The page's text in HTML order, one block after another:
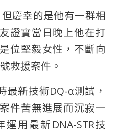
慶幸的是他有一群相
證實當日晚上他在打
位堅毅女性，不斷向
救援案件。
最新技術DQ-α測試，
件苦無進展而沉寂一
用最新DNA-STR技